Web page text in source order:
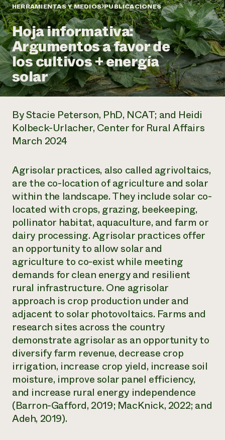
Informes anuales y financieros
Historias de impacto
Informe de
impacto 2024
LEER EL INFORME
Latinos en la agricultura
Sistemas alimentarios locales
Agricultura urbana
Las mujeres en la agricultura
Evento anual de reciclaje de productos electrónicos
Programa de descuentos de NorthWestern Energy
Servicios energéticos comerciales
Servicios energéticos residenciales
Centro de intercambio de información AgriSolar
Blog
Podcasts
Publicaciones
Cursos cortos
Vídeos
Oportunidades de financiación
Noticias
Internship Hub
Buscar prácticas
Contratar a un becario
un
Llame a la
directa de
1-800-346-
Asociaciones empresariales
Donar
Donaciones planificadas
Boletín
Consultas de los medios de comunicación
Todos
contribuyen a la
resiliencia de la
DONAR AHORA
HERRAMIENTAS Y MEDIOS PUBLICACIONES
Hoja informativa:
Argumentos a favor de
los cultivos + energía
solar
By Stacie Peterson, PhD, NCAT; and Heidi
Kolbeck-Urlacher, Center for Rural Affairs
March 2024
Agrisolar practices, also called agrivoltaics,
are the co-location of agriculture and solar
within the landscape. They include solar co-
located with crops, grazing, beekeeping,
pollinator habitat, aquaculture, and farm or
dairy processing. Agrisolar practices offer
an opportunity to allow solar and
agriculture to co-exist while meeting
demands for clean energy and resilient
rural infrastructure. One agrisolar
approach is crop production under and
adjacent to solar photovoltaics. Farms and
research sites across the country
demonstrate agrisolar as an opportunity to
diversify farm revenue, decrease crop
irrigation, increase crop yield, increase soil
moisture, improve solar panel efficiency,
and increase rural energy independence
(Barron-Gafford, 2019; MacKnick, 2022; and
Adeh, 2019).